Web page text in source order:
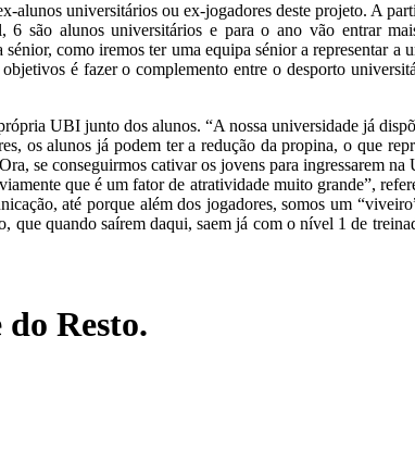
universitários ou ex-jogadores deste projeto. A
6 são alunos universitários e para o ano vão entrar
como iremos ter uma equipa sénior a representar a
é fazer o complemento entre o desporto
UBI junto dos alunos. “A nossa universidade já
os alunos já podem ter a redução da propina, o que
se conseguirmos cativar os jovens para ingressarem
que é um fator de atratividade muito grande”,
até porque além dos jogadores, somos um
quando saírem daqui, saem já com o nível 1 de
do Resto.